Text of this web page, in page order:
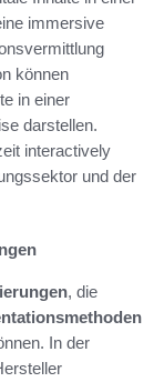
immersive
können
in einer
darstellen.
interactively
und der
, die
In der